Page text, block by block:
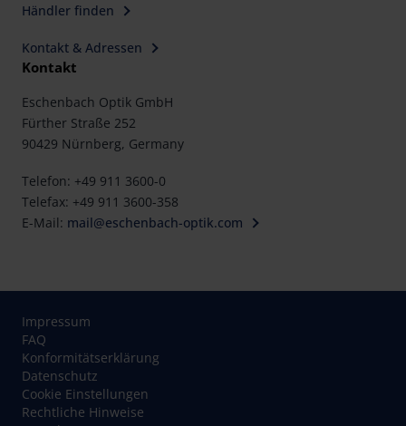
Händler finden
Kontakt & Adressen
Kontakt
Eschenbach Optik GmbH
Fürther Straße 252
90429 Nürnberg, Germany
Telefon: +49 911 3600-0
Telefax: +49 911 3600-358
E-Mail: mail@eschenbach-optik.com
Impressum
FAQ
Konformitätserklärung
Datenschutz
Cookie Einstellungen
Rechtliche Hinweise